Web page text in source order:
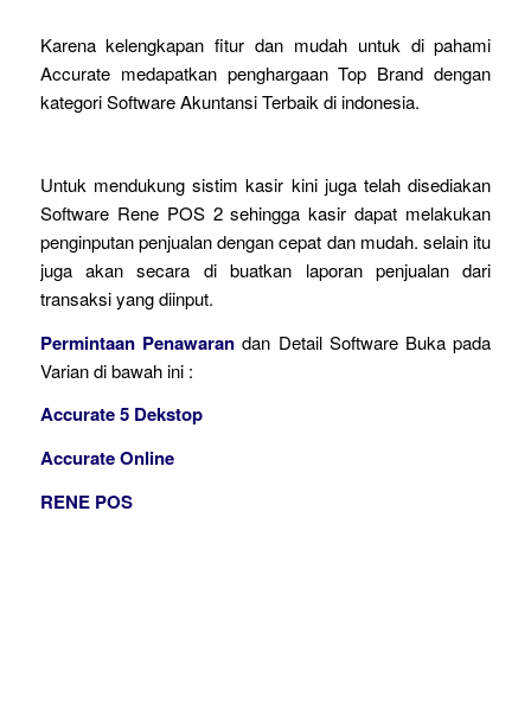
Karena kelengkapan fitur dan mudah untuk di pahami
Accurate medapatkan penghargaan Top Brand dengan
kategori Software Akuntansi Terbaik di indonesia.
Untuk mendukung sistim kasir kini juga telah disediakan
Software Rene POS 2 sehingga kasir dapat melakukan
penginputan penjualan dengan cepat dan mudah. selain itu
juga akan secara di buatkan laporan penjualan dari
transaksi yang diinput.
Permintaan Penawarandan Detail Software Buka pada
Varian di bawah ini :
Accurate 5 Dekstop
Accurate Online
RENE POS